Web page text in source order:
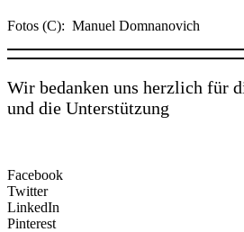
Fotos (C): Manuel Domnanovich
Wir bedanken uns herzlich für
und die Unterstützung
Facebook
Twitter
LinkedIn
Pinterest